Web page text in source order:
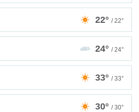
22° / 22°
24° / 24°
33° / 33°
30° / 30°